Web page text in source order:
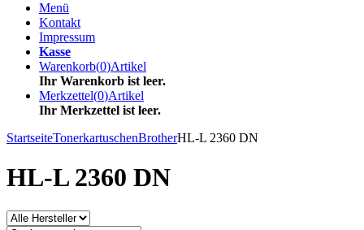
Menü
Kontakt
Impressum
Kasse
Warenkorb(0)Artikel
Ihr Warenkorb ist leer.
Merkzettel(0)Artikel
Ihr Merkzettel ist leer.
StartseiteTonerkartuschenBrotherHL-L 2360 DN
HL-L 2360 DN